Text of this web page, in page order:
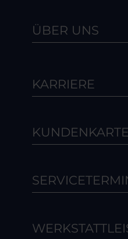
ÜBER UNS
KARRIERE
KUNDENKARTE